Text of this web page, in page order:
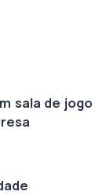
sala de